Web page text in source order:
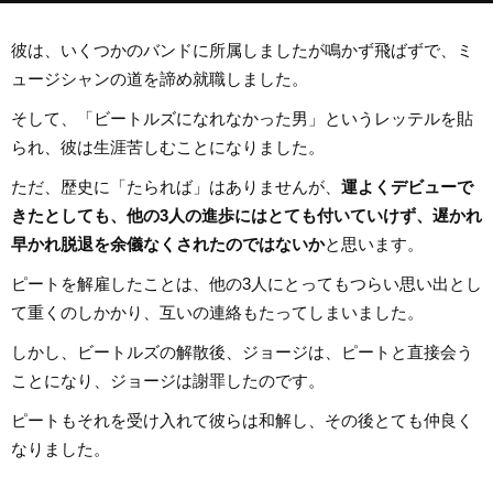
彼は、いくつかのバンドに所属しましたが鳴かず飛ばずで、ミ
ュージシャンの道を諦め就職しました。
そして、「ビートルズになれなかった男」というレッテルを貼
られ、彼は生涯苦しむことになりました。
ただ、歴史に「たられば」はありませんが、 運よくデビューで
きたとしても、他の3人の進歩にはとても付いていけず、遅かれ
早かれ脱退を余儀なくされたのではないかと思います。
ピートを解雇したことは、他の3人にとってもつらい思い出とし
て重くのしかかり、互いの連絡もたってしまいました。
しかし、ビートルズの解散後、ジョージは、ピートと直接会う
ことになり、ジョージは謝罪したのです。
ピートもそれを受け入れて彼らは和解し、その後とても仲良く
なりました。